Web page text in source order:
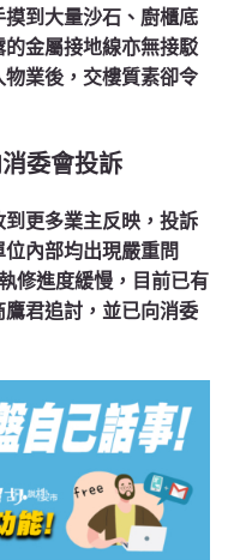
到大量沙石、廚櫃底
金屬接地線亦無接駁
業後，交樓質素卻令
委會投訴
更多業主反映，投訴
內部均出現嚴重問
修進度緩慢，目前已有
君追討，並已向消委